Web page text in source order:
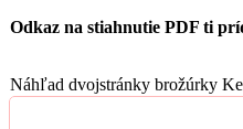
Odkaz na sti­ah­nu­tie PDF ti
Náhľad dvo­jstránky brožúrky